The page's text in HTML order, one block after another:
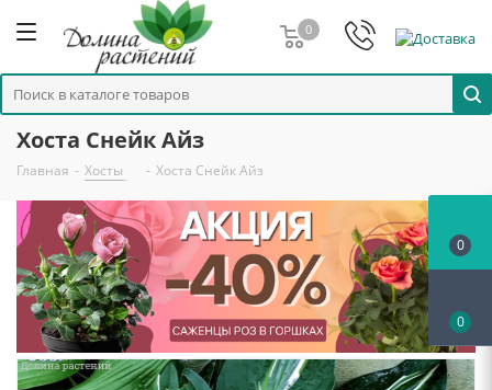
0
Хоста Снейк Айз
Главная - Хосты - Хоста Снейк Айз
0
0